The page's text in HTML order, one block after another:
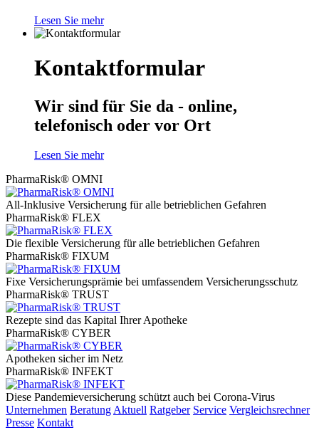
Lesen Sie mehr
Kontaktformular
Wir sind für Sie da - online,
telefonisch oder vor Ort
Lesen Sie mehr
PharmaRisk® OMNI
All-Inklusive Versicherung für alle betrieblichen Gefahren
PharmaRisk® FLEX
Die flexible Versicherung für alle betrieblichen Gefahren
PharmaRisk® FIXUM
Fixe Versicherungsprämie bei umfassendem Versicherungsschutz
PharmaRisk® TRUST
Rezepte sind das Kapital Ihrer Apotheke
PharmaRisk® CYBER
Apotheken sicher im Netz
PharmaRisk® INFEKT
Diese Pandemieversicherung schützt auch bei Corona-Virus
Unternehmen BeratungAktuell Ratgeber Service Vergleichsrechner
Presse Kontakt